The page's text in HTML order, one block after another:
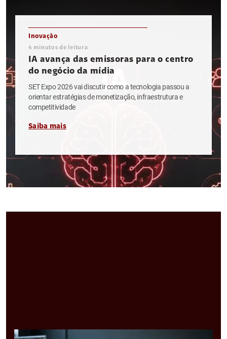
Inovação
4 minutos de leitura
IA avança das emissoras para o centro
do negócio da mídia
SET Expo 2026 vai discutir como a tecnologia passou a
orientar estratégias de monetização, infraestrutura e
competitividade
Saiba mais